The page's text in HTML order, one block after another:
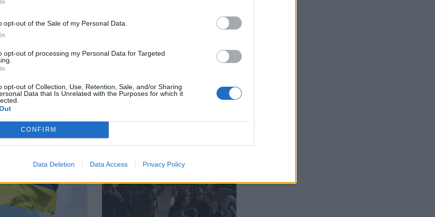
opt-out of the Sale of my Personal Data.
opt-out of processing my Personal Data for Targeted
opt-out of Collection, Use, Retention, Sale, and/or Sharing
Data that Is Unrelated with the Purposes for which it
CONFIRM
Data Deletion Data Access Privacy Policy
ВЪВ facebook
в: